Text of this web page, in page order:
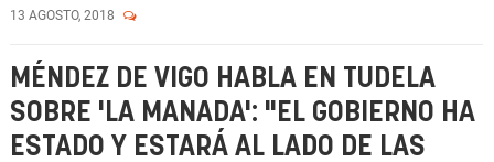
13 AGOSTO, 2018
MÉNDEZ DE VIGO HABLA EN TUDELA
SOBRE 'LA MANADA': "EL GOBIERNO HA
ESTADO Y ESTARÁ AL LADO DE LAS